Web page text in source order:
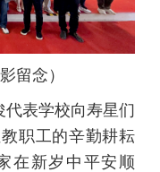
留念）
表学校向寿星们
职工的辛勤耕耘
在新岁中平安顺